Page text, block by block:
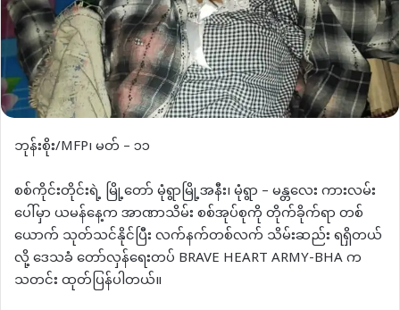
ဘုန်းစိုး/MFP၊ မတ် – ၁၁
စစ်ကိုင်းတိုင်းရဲ့ မြို့တော် မုံရွာမြို့အနီး၊ မုံရွာ – မန္တလေး ကားလမ်း
ပေါ်မှာ ယမန်နေ့က အာဏာသိမ်း စစ်အုပ်စုကို တိုက်ခိုက်ရာ တစ်
ယောက် သုတ်သင်နိုင်ပြီး လက်နက်တစ်လက် သိမ်းဆည်း ရရှိတယ်
လို့ ဒေသခံ တော်လှန်ရေးတပ် BRAVE HEART ARMY-BHA က
သတင်း ထုတ်ပြန်ပါတယ်။